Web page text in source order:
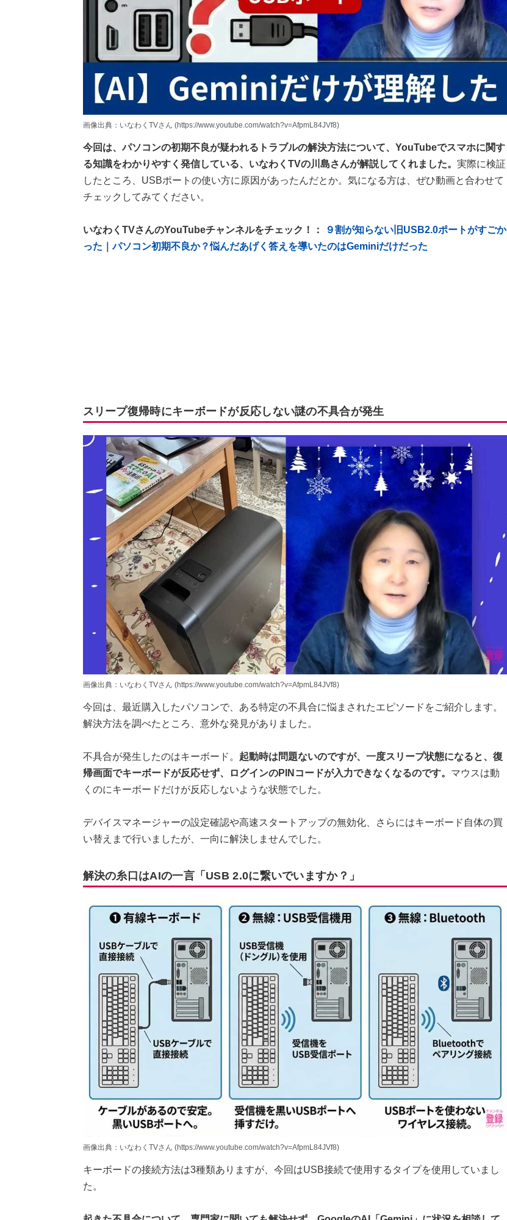
画像出典：いなわくTVさん (https://www.youtube.com/watch?v=AfpmL84JVf8)
今回は、パソコンの初期不良が疑われるトラブルの解決方法について、YouTubeでスマホに関す
る知識をわかりやすく発信している、いなわくTVの川島さんが解説してくれました。 実際に検証
したところ、USBポートの使い方に原因があったんだとか。気になる方は、ぜひ動画と合わせて
チェックしてみてください。
いなわくTVさんのYouTubeチャンネルをチェック！：
９割が知らない旧USB2.0ポートがすごか
った｜パソコン初期不良か？悩んだあげく答えを導いたのはGeminiだけだった
スリープ復帰時にキーボードが反応しない謎の不具合が発生
画像出典：いなわくTVさん (https://www.youtube.com/watch?v=AfpmL84JVf8)
今回は、最近購入したパソコンで、ある特定の不具合に悩まされたエピソードをご紹介します。
解決方法を調べたところ、意外な発見がありました。
不具合が発生したのはキーボード。 起動時は問題ないのですが、一度スリープ状態になると、復
帰画面でキーボードが反応せず、ログインのPINコードが入力できなくなるのです。 マウスは動
くのにキーボードだけが反応しないような状態でした。
デバイスマネージャーの設定確認や高速スタートアップの無効化、さらにはキーボード自体の買
い替えまで行いましたが、一向に解決しませんでした。
解決の糸口はAIの一言「USB 2.0に繋いでいますか？」
画像出典：いなわくTVさん (https://www.youtube.com/watch?v=AfpmL84JVf8)
キーボードの接続方法は3種類ありますが、今回はUSB接続で使用するタイプを使用していまし
た。